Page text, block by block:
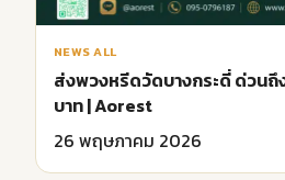
NEWS ALL
ส่งพวงหรีดวัดบางกระดี่ ด่วนถึ
บาท | Aorest
26 พฤษภาคม 2026